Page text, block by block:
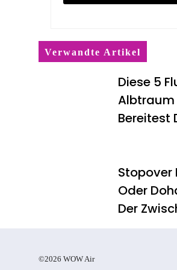
Verwandte Artikel
Diese 5
Albtraum
Bereitest
Stopover
Oder
Der
©2026 WOW Air